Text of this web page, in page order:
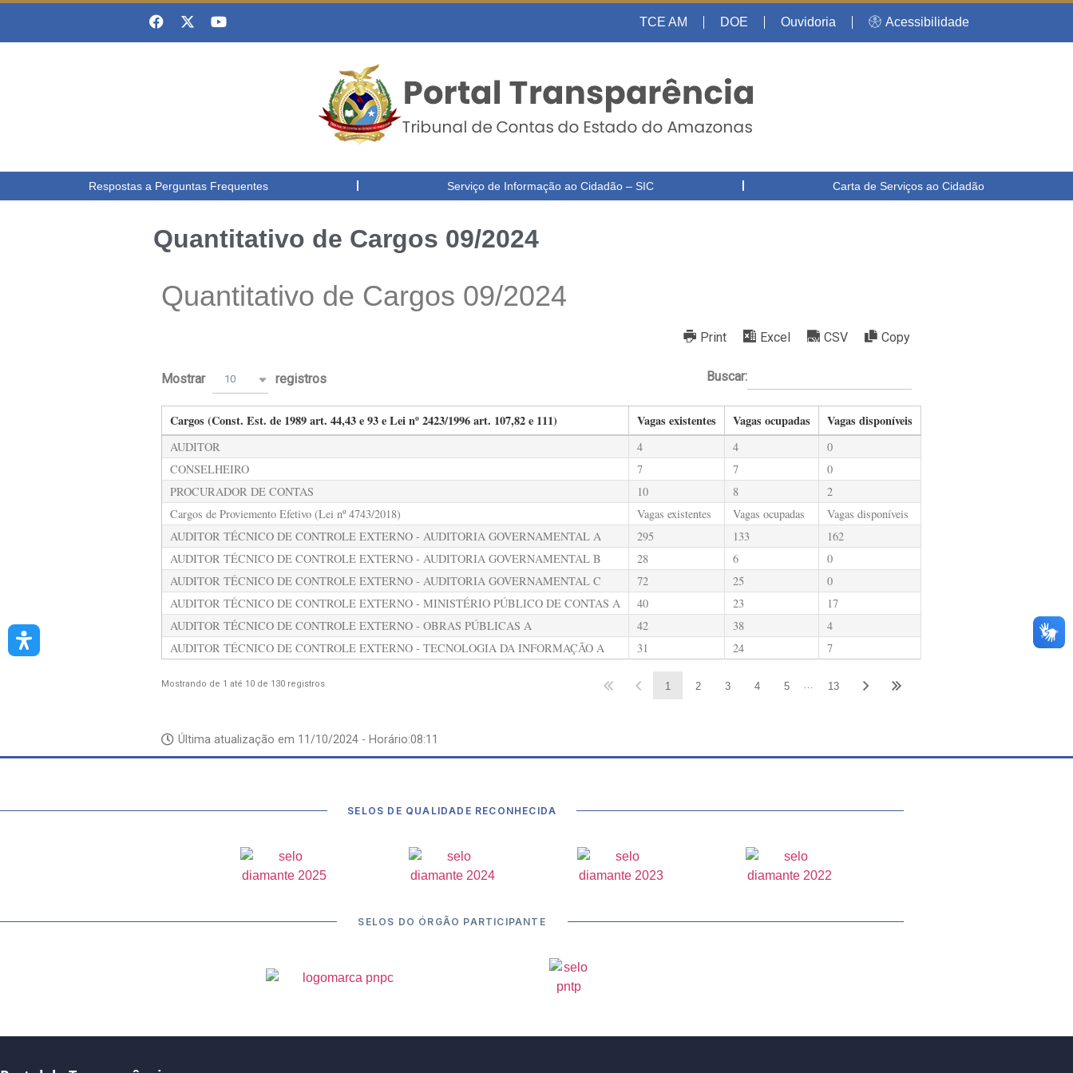
TCE AM DOE Ouvidoria Acessibilidade
Respostas a Perguntas Frequentes Serviço de Informação ao Cidadão – SIC Carta de Serviços ao Cidadão
Quantitativo de Cargos 09/2024
Quantitativo de Cargos 09/2024
Print Excel CSV Copy
Mostrar 10 registros Buscar:
Cargos (Const. Est. de 1989 art. 44,43 e 93 e Lei nº 2423/1996 art. 107,82 e 111) Vagas existentes Vagas ocupadas Vagas disponíveis
AUDITOR 4 4
0
CONSELHEIRO
7 7
0
PROCURADOR DE CONTAS
10 8
2
Cargos de Proviemento Efetivo (Lei nº 4743/2018)
Vagas existentes Vagas ocupadas
Vagas disponíveis
AUDITOR TÉCNICO DE CONTROLE EXTERNO - AUDITORIA GOVERNAMENTAL A
295 133
162
AUDITOR TÉCNICO DE CONTROLE EXTERNO - AUDITORIA GOVERNAMENTAL B
28 6
0
AUDITOR TÉCNICO DE CONTROLE EXTERNO - AUDITORIA GOVERNAMENTAL C
72 25
0
AUDITOR TÉCNICO DE CONTROLE EXTERNO - MINISTÉRIO PÚBLICO DE CONTAS A
40 23
17
AUDITOR TÉCNICO DE CONTROLE EXTERNO - OBRAS PÚBLICAS A
42 38
4
AUDITOR TÉCNICO DE CONTROLE EXTERNO - TECNOLOGIA DA INFORMAÇÃO A
31 24 7
Mostrando de 1 até 10 de 130 registros 1 2 3 4 5 … 13
Última atualização em 11/10/2024 - Horário:08:11
SELOS DE QUALIDADE RECONHECIDA
SELOS DO ÓRGÃO PARTICIPANTE